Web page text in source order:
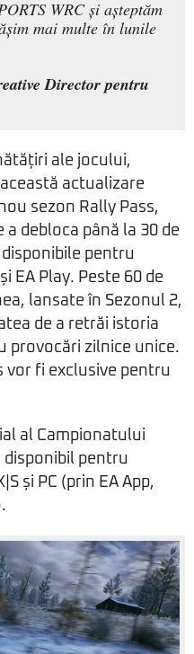
WRC și așteptăm
mai multe în lunile
Director pentru
ale jocului,
actualizare
sezon Rally Pass,
debloca până la 30 de
pentru
EA Play. Peste 60 de
lansate în Sezonul 2,
de a retrăi istoria
provocări zilnice unice.
vor fi exclusive pentru
al Campionatului
disponibil pentru
și PC (prin EA App,